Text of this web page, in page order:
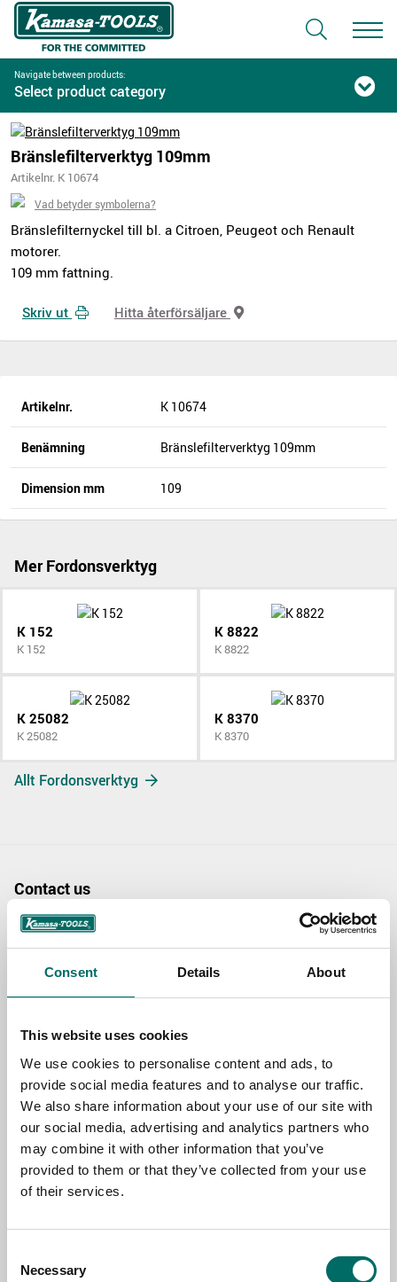
Consent Details About
This website uses cookies
We use cookies to personalise content and ads, to
provide social media features and to analyse our traffic.
We also share information about your use of our site with
our social media, advertising and analytics partners who
may combine it with other information that you’ve
provided to them or that they’ve collected from your use
of their services.
Selection
Necessary
Navigate between products:
Select product category
Bränslefilterverktyg 109mm
Artikelnr. K 10674
Vad betyder symbolerna?
Bränslefilternyckel till bl. a Citroen, Peugeot och Renault
motorer.
109 mm fattning.
Skriv ut Hitta återförsäljare
Artikelnr. K 10674
Benämning Bränslefilterverktyg 109mm
Dimension mm 109
Mer Fordonsverktyg
K 152
K 152
K 8822
K 8822
K 25082
K 25082
K 8370
K 8370
Allt Fordonsverktyg
Contact us
TOPIC
NAME
EMAIL
SELECT COUNTRY